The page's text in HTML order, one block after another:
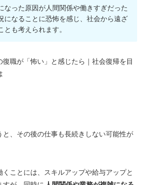
なった原因が人間関係や働きすぎだった
になることに恐怖を感じ、社会から遠ざ
とも考えられます。
職が「怖い」と感じたら｜社会復帰を目
と、その後の仕事も長続きしない可能性が
ことには、スキルアップや給与アップと